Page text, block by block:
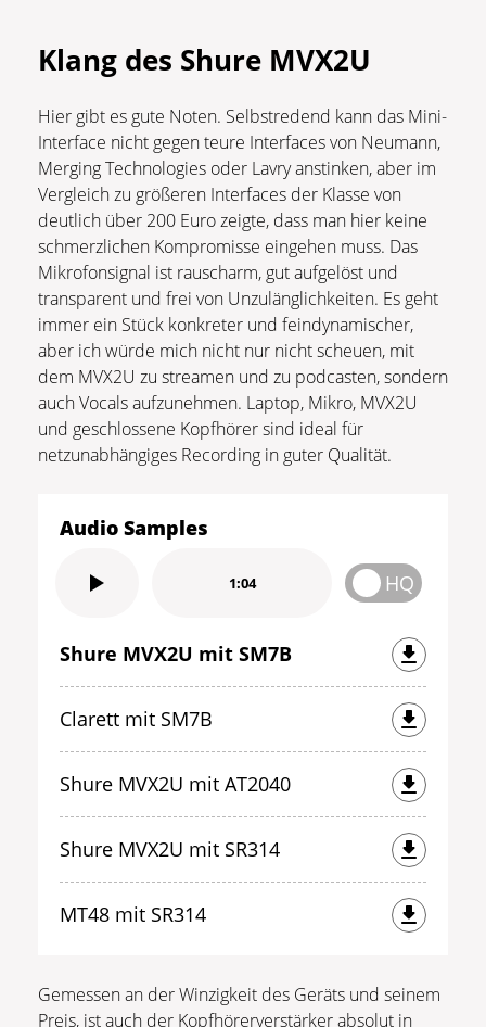
Klang des Shure MVX2U
Hier gibt es gute Noten. Selbstredend kann das Mini-
Interface nicht gegen teure Interfaces von Neumann,
Merging Technologies oder Lavry anstinken, aber im
Vergleich zu größeren Interfaces der Klasse von
deutlich über 200 Euro zeigte, dass man hier keine
schmerzlichen Kompromisse eingehen muss. Das
Mikrofonsignal ist rauscharm, gut aufgelöst und
transparent und frei von Unzulänglichkeiten. Es geht
immer ein Stück konkreter und feindynamischer,
aber ich würde mich nicht nur nicht scheuen, mit
dem MVX2U zu streamen und zu podcasten, sondern
auch Vocals aufzunehmen. Laptop, Mikro, MVX2U
und geschlossene Kopfhörer sind ideal für
netzunabhängiges Recording in guter Qualität.
Audio Samples
1:04 HQ
Shure MVX2U mit SM7B
Clarett mit SM7B
Shure MVX2U mit AT2040
Shure MVX2U mit SR314
MT48 mit SR314
Gemessen an der Winzigkeit des Geräts und seinem
Preis, ist auch der Kopfhörerverstärker absolut in